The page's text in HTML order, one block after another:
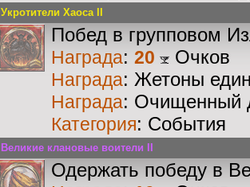
Укротители Хаоса II
Побед в групповом
Награда: 20 Очков
Награда: Жетоны
Награда: Очищенный
Категория: События
Великие клановые воители II
Одержать победу в